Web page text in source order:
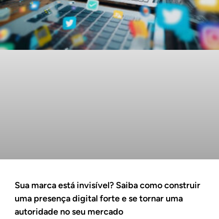
Sua marca está invisível? Saiba como construir
uma presença digital forte e se tornar uma
autoridade no seu mercado